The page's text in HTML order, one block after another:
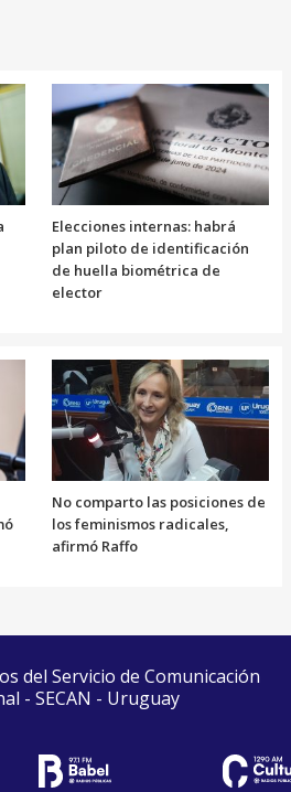
el
volumen.
Elecciones internas: habrá
plan piloto de identificación
de huella biométrica de
elector
No comparto las posiciones de
los feminismos radicales,
afirmó Raffo
del Servicio de Comunicación
- SECAN - Uruguay